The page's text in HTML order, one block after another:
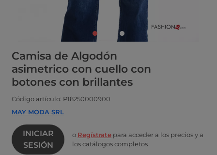
Camisa de Algodón
asimetrico con cuello con
botones con brillantes
Código artículo: P18250000900
MAY MODA SRL
INICIAR
SESIÓN
o Regístrate para acceder a los precios y a
los catálogos completos